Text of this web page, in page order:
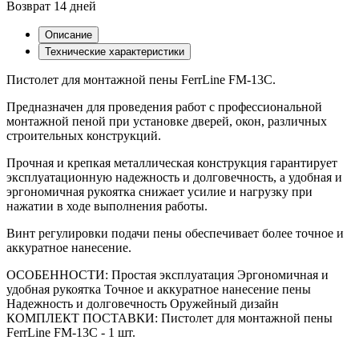
Возврат 14 дней
Описание
Технические характеристики
Пистолет для монтажной пены FerrLine FM-13C.
Предназначен для проведения работ с профессиональной
монтажной пеной при установке дверей, окон, различных
строительных конструкций.
Прочная и крепкая металлическая конструкция гарантирует
эксплуатационную надежность и долговечность, а удобная и
эргономичная рукоятка снижает усилие и нагрузку при
нажатии в ходе выполнения работы.
Винт регулировки подачи пены обеспечивает более точное и
аккуратное нанесение.
ОСОБЕННОСТИ: Простая эксплуатация Эргономичная и
удобная рукоятка Точное и аккуратное нанесение пены
Надежность и долговечность Оружейный дизайн
КОМПЛЕКТ ПОСТАВКИ: Пистолет для монтажной пены
FerrLine FM-13С - 1 шт.